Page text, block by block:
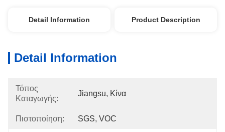
Detail Information Product Description
Detail Information
Τόπος
Καταγωγής:
Jiangsu, Κίνα
Πιστοποίηση: SGS, VOC